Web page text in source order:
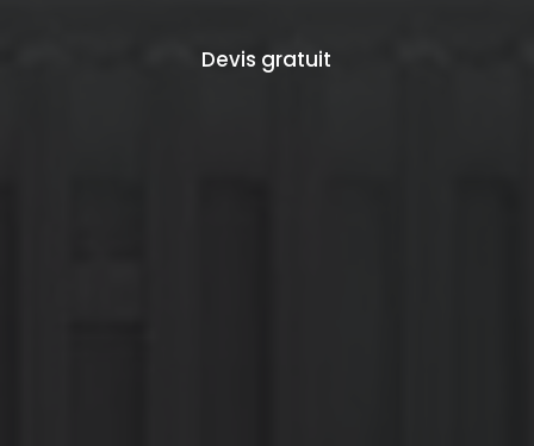
Devis gratuit